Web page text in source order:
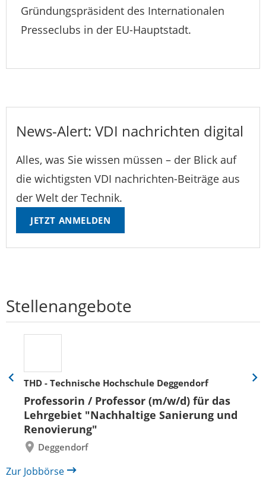
Gründungspräsident des Internationalen
Presseclubs in der EU-Hauptstadt.
News-Alert: VDI nachrichten digital
Alles, was Sie wissen müssen – der Blick auf
die wichtigsten VDI nachrichten-Beiträge aus
der Welt der Technik.
JETZT ANMELDEN
Stellenangebote
THD - Technische Hochschule Deggendorf
Professorin / Professor (m/w/d) für das
Lehrgebiet "Nachhaltige Sanierung und
Renovierung"
Deggendorf
Eine
zurück
Eine
Zur Jobbörse